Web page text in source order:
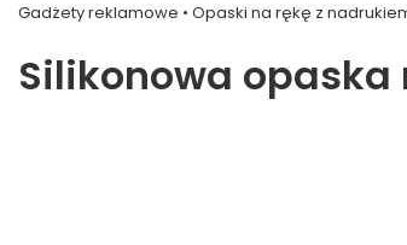
Gadżety reklamowe • Opaski na rękę z
Silikonowa opaska